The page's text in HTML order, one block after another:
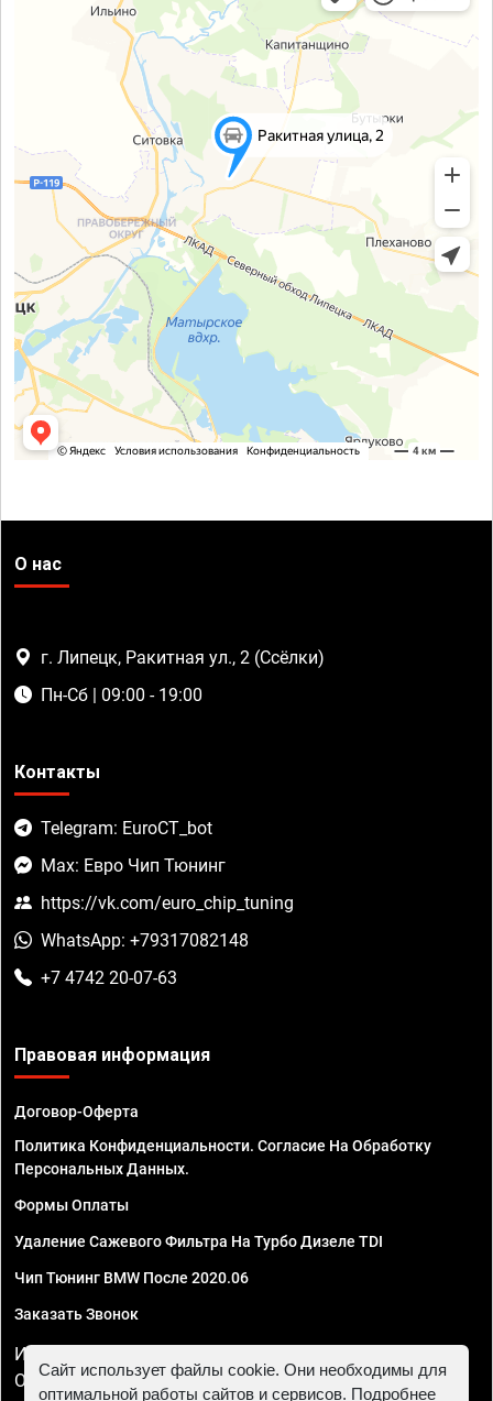
О нас
г. Липецк, Ракитная ул., 2 (Ссёлки)
Пн-Сб | 09:00 - 19:00
Контакты
Telegram: EuroCT_bot
Max: Евро Чип Тюнинг
https://vk.com/euro_chip_tuning
WhatsApp: +79317082148
+7 4742 20-07-63
Правовая информация
Договор-Оферта
Политика Конфиденциальности. Согласие На Обработку
Персональных Данных.
Формы Оплаты
Удаление Сажевого Фильтра На Турбо Дизеле TDI
Чип Тюнинг BMW После 2020.06
Заказать Звонок
ИП Смирнов Георгий Павлович. ИНН 781302555843,
ОГРНИП 324470400032610
Сайт использует файлы cookie. Они необходимы для
оптимальной работы сайтов и сервисов. Подробнее